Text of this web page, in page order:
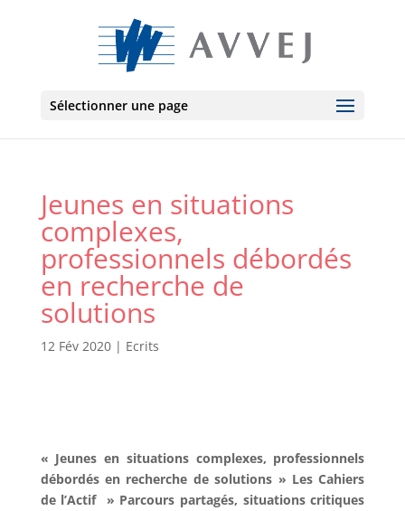
Sélectionner une page
Jeunes en situations
complexes,
professionnels débordés
en recherche de
solutions
12 Fév 2020| Ecrits
« Jeunes en situations complexes, professionnels
débordés en recherche de solutions » Les Cahiers
de l’Actif » Parcours partagés, situations critiques